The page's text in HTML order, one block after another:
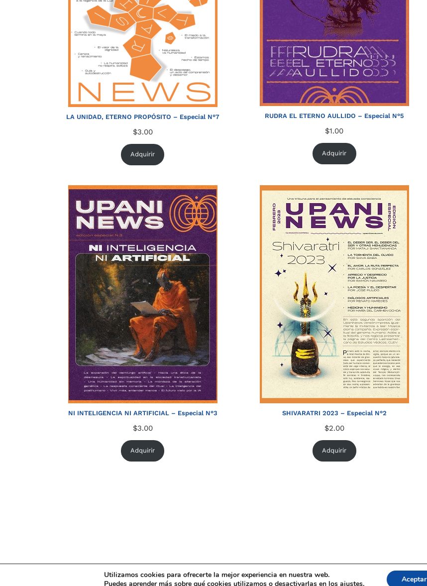
LA UNIDAD, ETERNO PROPÓSITO – Especial N°7
$3.00
Adquirir
RUDRA EL ETERNO AULLIDO – Especial N°5
$1.00
Adquirir
NI INTELIGENCIA NI ARTIFICIAL – Especial N°3
$3.00
Adquirir
SHIVARATRI 2023 – Especial N°2
$2.00
Adquirir
Utilizamos cookies para ofrecerte la mejor experiencia en nuestra web.
Puedes aprender más sobre qué cookies utilizamos o desactivarlas en losajustes. Aceptar